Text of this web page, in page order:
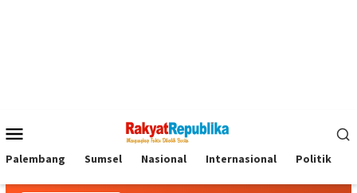
Mobile
Palembang Sumsel Nasional Internasional Politik